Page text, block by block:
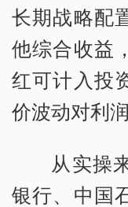
长期战略配
他综合收益
红可计入投
价波动对利
从实操
银行、中国